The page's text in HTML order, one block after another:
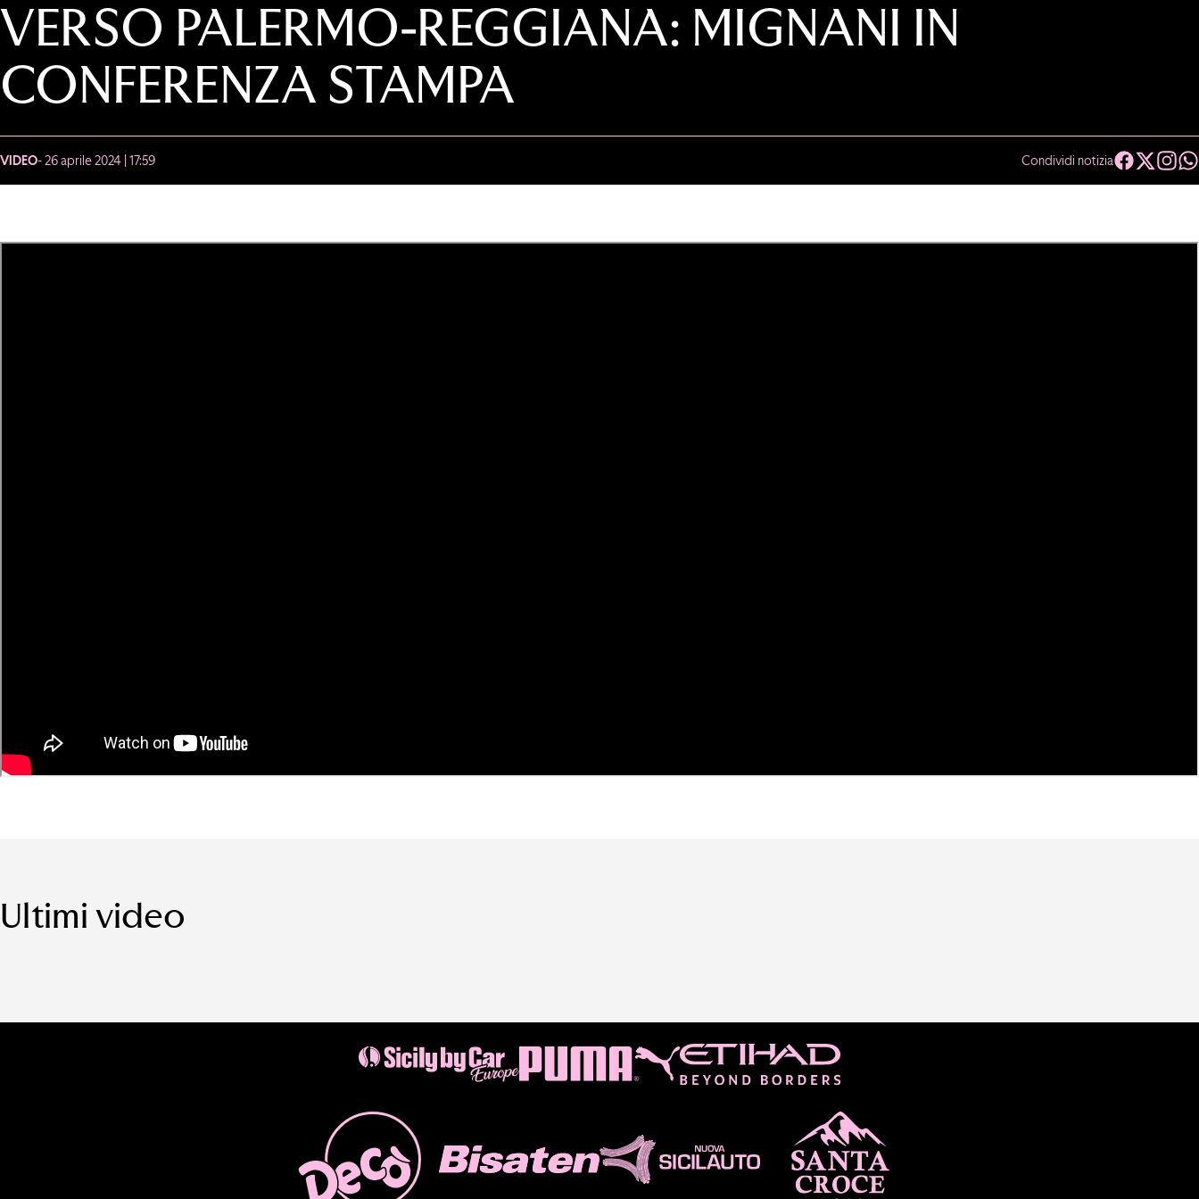
VERSO PALERMO-REGGIANA: MIGNANI IN
CONFERENZA STAMPA
VIDEO- 26 aprile 2024 | 17:59 Condividi notizia
Ultimi video